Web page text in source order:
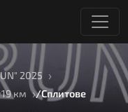
2025
км Сплитове